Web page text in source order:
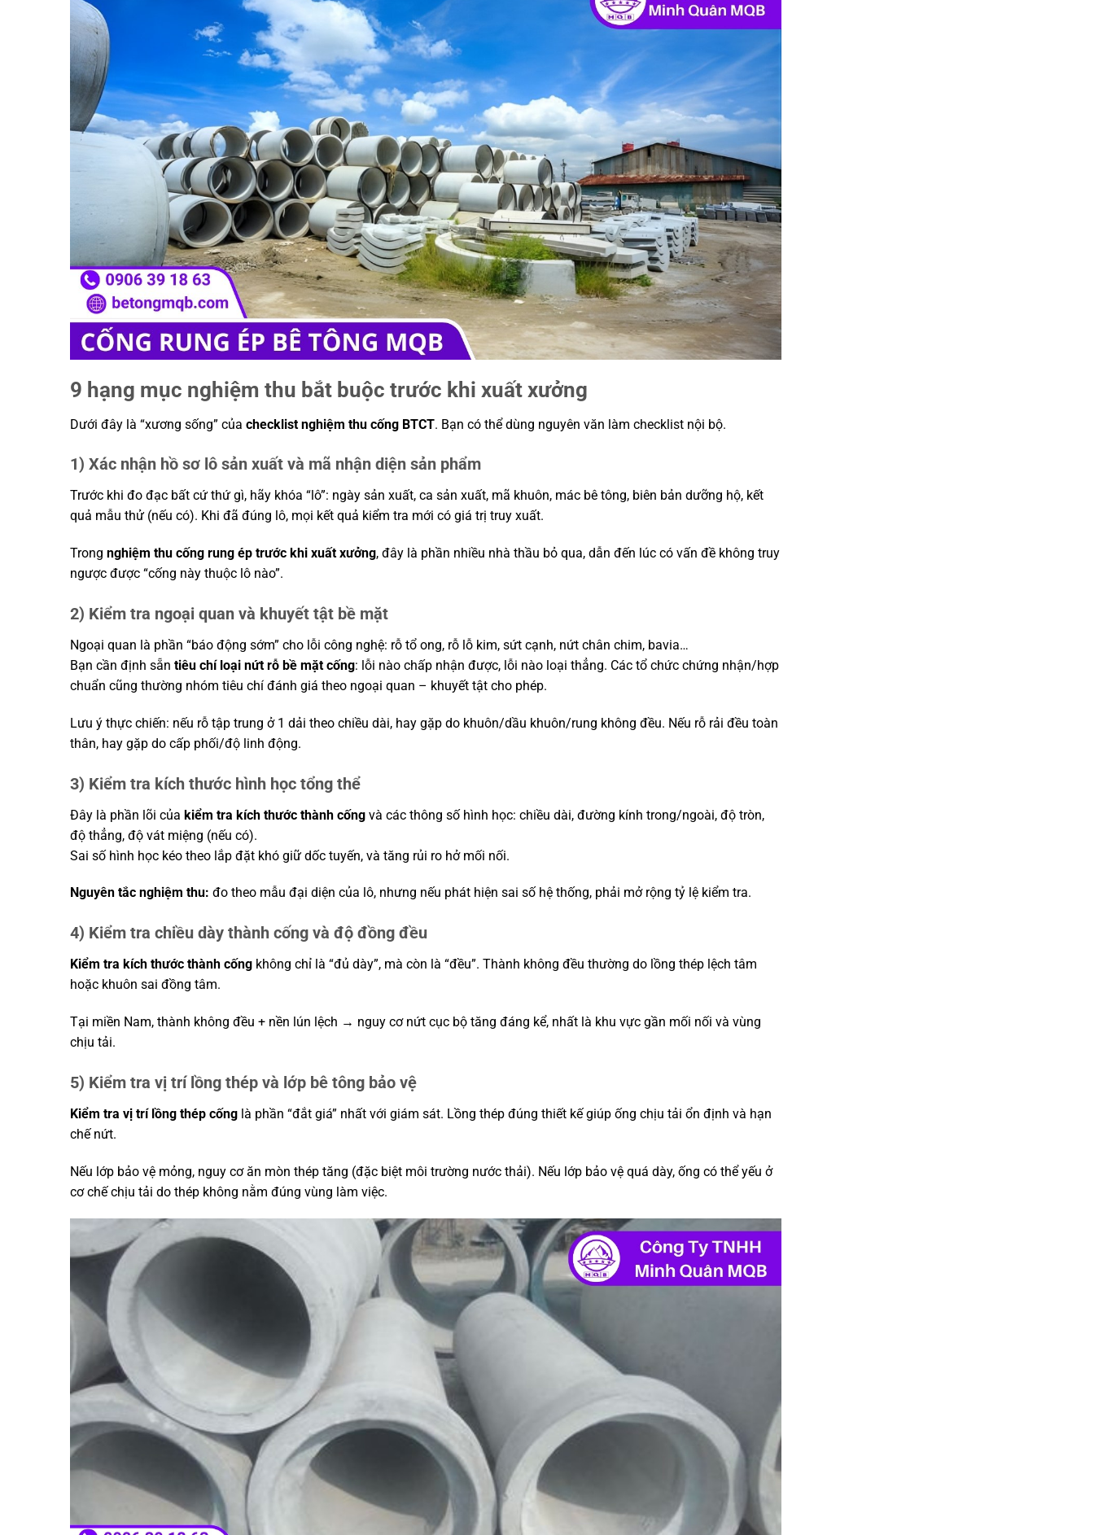
9 hạng mục nghiệm thu bắt buộc trước khi xuất xưởng
Dưới đây là “xương sống” của checklist nghiệm thu cống BTCT. Bạn có thể dùng nguyên văn làm checklist nội bộ.
1) Xác nhận hồ sơ lô sản xuất và mã nhận diện sản phẩm
Trước khi đo đạc bất cứ thứ gì, hãy khóa “lô”: ngày sản xuất, ca sản xuất, mã khuôn, mác bê tông, biên bản dưỡng hộ, kết
quả mẫu thử (nếu có). Khi đã đúng lô, mọi kết quả kiểm tra mới có giá trị truy xuất.
Trong nghiệm thu cống rung ép trước khi xuất xưởng, đây là phần nhiều nhà thầu bỏ qua, dẫn đến lúc có vấn đề không truy
ngược được “cống này thuộc lô nào”.
2) Kiểm tra ngoại quan và khuyết tật bề mặt
Ngoại quan là phần “báo động sớm” cho lỗi công nghệ: rỗ tổ ong, rỗ lỗ kim, sứt cạnh, nứt chân chim, bavia…
Bạn cần định sẵn tiêu chí loại nứt rỗ bề mặt cống: lỗi nào chấp nhận được, lỗi nào loại thẳng. Các tổ chức chứng nhận/hợp
chuẩn cũng thường nhóm tiêu chí đánh giá theo ngoại quan – khuyết tật cho phép.
Lưu ý thực chiến: nếu rỗ tập trung ở 1 dải theo chiều dài, hay gặp do khuôn/dầu khuôn/rung không đều. Nếu rỗ rải đều toàn
thân, hay gặp do cấp phối/độ linh động.
3) Kiểm tra kích thước hình học tổng thể
Đây là phần lõi của kiểm tra kích thước thành cốngvà các thông số hình học: chiều dài, đường kính trong/ngoài, độ tròn,
độ thẳng, độ vát miệng (nếu có).
Sai số hình học kéo theo lắp đặt khó giữ dốc tuyến, và tăng rủi ro hở mối nối.
Nguyên tắc nghiệm thu: đo theo mẫu đại diện của lô, nhưng nếu phát hiện sai số hệ thống, phải mở rộng tỷ lệ kiểm tra.
4) Kiểm tra chiều dày thành cống và độ đồng đều
Kiểm tra kích thước thành cốngkhông chỉ là “đủ dày”, mà còn là “đều”. Thành không đều thường do lồng thép lệch tâm
hoặc khuôn sai đồng tâm.
Tại miền Nam, thành không đều + nền lún lệch → nguy cơ nứt cục bộ tăng đáng kể, nhất là khu vực gần mối nối và vùng
chịu tải.
5) Kiểm tra vị trí lồng thép và lớp bê tông bảo vệ
Kiểm tra vị trí lồng thép cốnglà phần “đắt giá” nhất với giám sát. Lồng thép đúng thiết kế giúp ống chịu tải ổn định và hạn
chế nứt.
Nếu lớp bảo vệ mỏng, nguy cơ ăn mòn thép tăng (đặc biệt môi trường nước thải). Nếu lớp bảo vệ quá dày, ống có thể yếu ở
cơ chế chịu tải do thép không nằm đúng vùng làm việc.